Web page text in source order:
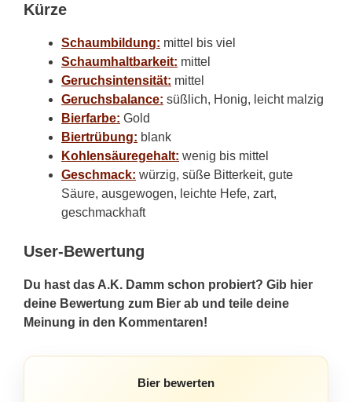
Kürze
Schaumbildung: mittel bis viel
Schaumhaltbarkeit: mittel
Geruchsintensität: mittel
Geruchsbalance: süßlich, Honig, leicht malzig
Bierfarbe: Gold
Biertrübung: blank
Kohlensäuregehalt: wenig bis mittel
Geschmack: würzig, süße Bitterkeit, gute
Säure, ausgewogen, leichte Hefe, zart,
geschmackhaft
User-Bewertung
Du hast das A.K. Damm schon probiert? Gib hier
deine Bewertung zum Bier ab und teile deine
Meinung in den Kommentaren!
Bier bewerten